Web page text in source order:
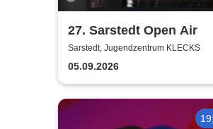
27. Sarstedt Open Air
Sarstedt, Jugendzentrum KLECKS
05.09.2026